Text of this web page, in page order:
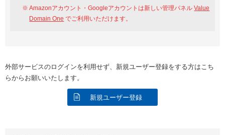
Amazonアカウント・Googleアカウントは新しい管理パネルValue
Domain One でご利用いただけます。
外部サービスのログインを利用せず、新規ユーザー登録をする方はこち
らからお願いいたします。
新規ユーザー登録